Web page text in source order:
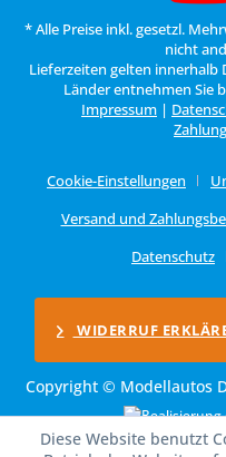
* Alle Preise inkl. gesetzl.
nicht
Lieferzeiten gelten innerhalb
Länder entnehmen Sie
Impressum |
Cookie-Einstellungen
Versand und
Datenschutz
WIDERRUF
Copyright © Modellautos
Diese Website benutzt